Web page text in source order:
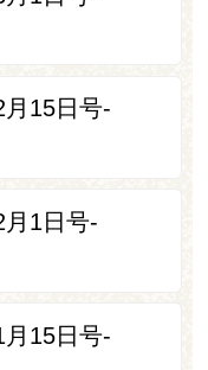
15日号-
1日号-
15日号-